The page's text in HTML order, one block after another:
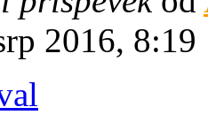
2016, 8:19